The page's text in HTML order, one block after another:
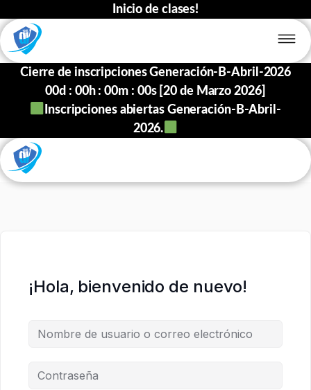
Inicio de clases!
Cierre de inscripciones Generación-B-Abril-2026
00d : 00h :00m : 00s [20 de Marzo 2026]
Inscripciones abiertas Generación-B-Abril-
2026.
¡Hola, bienvenido de nuevo!